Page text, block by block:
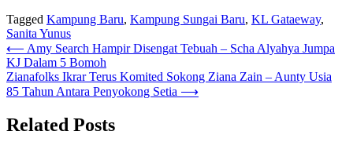
Tagged Kampung Baru, Kampung Sungai Baru, KL Gataeway,
Sanita Yunus
Post
navigation
⟵ Amy Search Hampir Disengat Tebuah – Scha Alyahya Jumpa
KJ Dalam 5 Bomoh
Zianafolks Ikrar Terus Komited Sokong Ziana Zain – Aunty Usia
85 Tahun Antara Penyokong Setia ⟶
Related Posts